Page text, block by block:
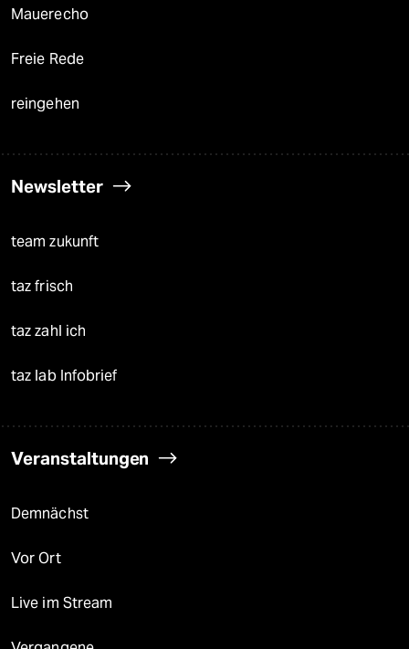
Mauerecho
Freie Rede
reingehen
Newsletter
team zukunft
taz frisch
taz zahl ich
taz lab Infobrief
Veranstaltungen
Demnächst
Vor Ort
Live im Stream